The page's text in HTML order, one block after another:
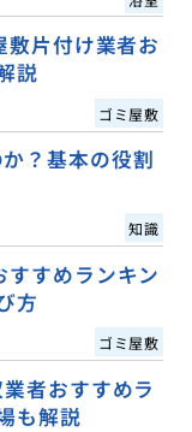
片付け業者お
説
ゴミ屋敷
？基本の役割
知識
すめランキン
方
ゴミ屋敷
者おすすめラ
も解説